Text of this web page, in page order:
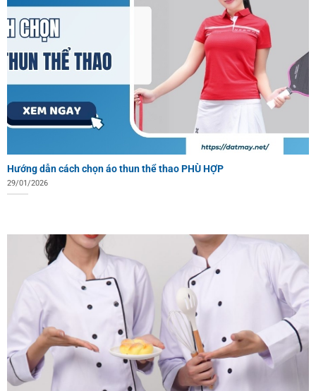
Hướng dẫn cách chọn áo thun thể thao PHÙ HỢP
29/01/2026